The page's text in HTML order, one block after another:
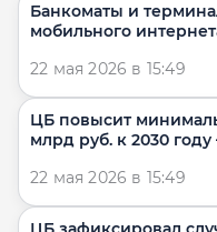
Банкоматы и
22 мая 2026 в 15:49
ЦБ повысит
22 мая 2026 в 15:49